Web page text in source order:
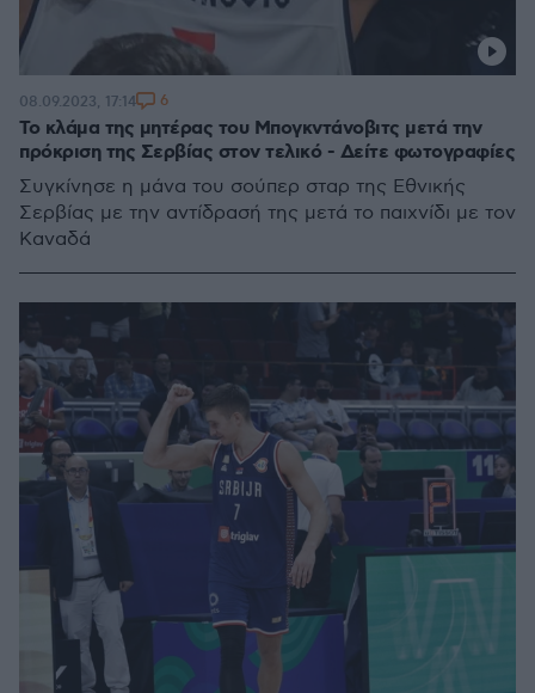
Το κλάμα της μητέρας του Μπογκντάνοβιτς μετά την
πρόκριση της Σερβίας στον τελικό - Δείτε φωτογραφίες
Συγκίνησε η μάνα του σούπερ σταρ της Εθνικής
Σερβίας με την αντίδρασή της μετά το παιχνίδι με τον
Καναδά
08.09.2023, 17:14 6